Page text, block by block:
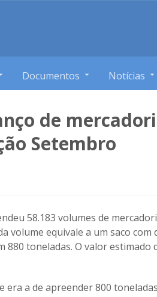
Documentos Notícias
de
Setembro
58.183 volumes de
volume equivale a um saco com
880 toneladas. O valor estimado
era a de apreender 800